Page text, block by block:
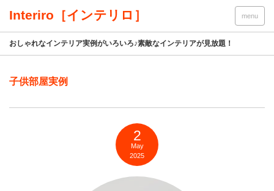
Interiro［インテリロ］ menu
おしゃれなインテリア実例がいろいろ♪素敵なインテリアが見放題！
子供部屋実例
2
May
2025